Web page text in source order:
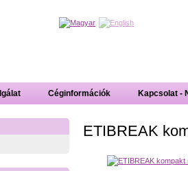
Céginformációk Kapcsolat -
ETIBREAK